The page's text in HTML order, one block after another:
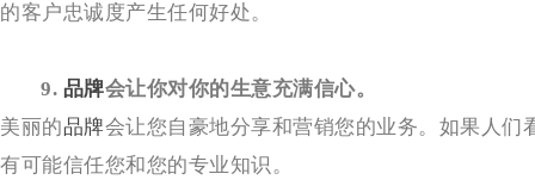
的客户忠诚度产生任何好处。
9. 品牌会让你对你的生意充满信心。
美丽的品牌会让您自豪地分享和营销您的业务。如果人
有可能信任您和您的专业知识。